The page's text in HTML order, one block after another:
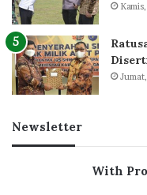
Newsletter
With